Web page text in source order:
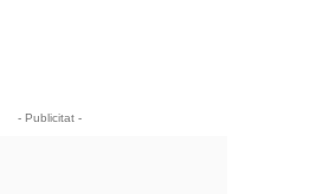
- Publicitat -